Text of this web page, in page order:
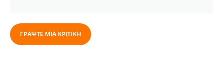
ΓΡΆΨΤΕ ΜΙΑ ΚΡΙΤΙΚΉ